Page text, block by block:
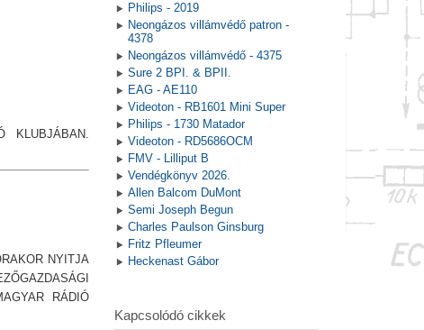
KLUBJÁBAN.
NYITJA
RÁDIÓ
Philips - 2019
Neongázos villámvédő patron -
4378
Neongázos villámvédő - 4375
Sure 2 BPI. & BPII.
EAG - AE110
Videoton - RB1601 Mini Super
Philips - 1730 Matador
Videoton - RD5686OCM
FMV - Lilliput B
Vendégkönyv 2026.
Allen Balcom DuMont
Semi Joseph Begun
Charles Paulson Ginsburg
Fritz Pfleumer
Heckenast Gábor
Kapcsolódó cikkek